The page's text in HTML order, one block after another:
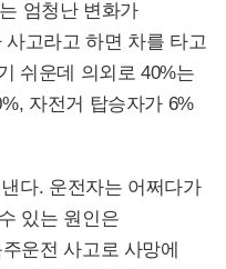
엄청난 변화가
고라고 하면 차를 타고
쉬운데 의외로 40%는
자전거 탑승자가 6%
다. 운전자는 어쩌다가
있는 원인은
운전 사고로 사망에